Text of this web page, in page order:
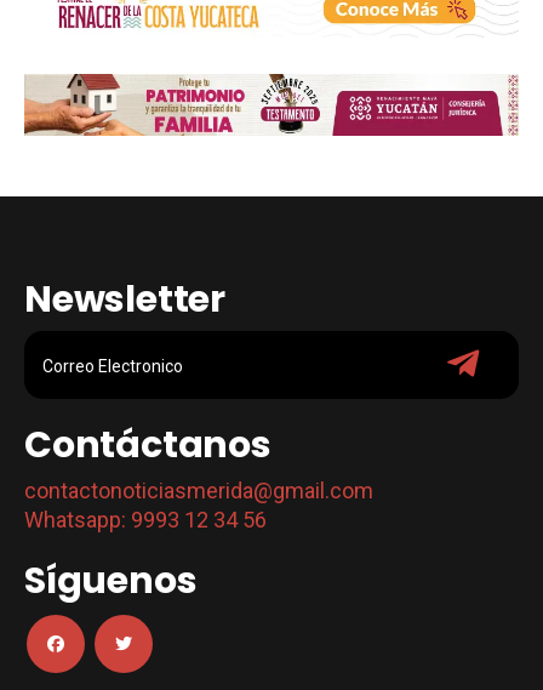
Newsletter
Contáctanos
contactonoticiasmerida@gmail.com
Whatsapp: 9993 12 34 56
Síguenos